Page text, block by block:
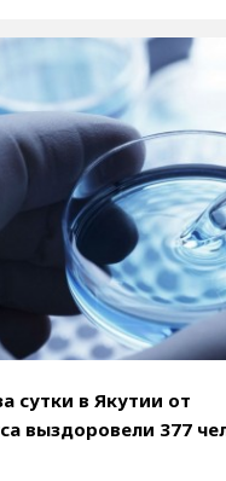
сутки в Якутии от
выздоровели 377